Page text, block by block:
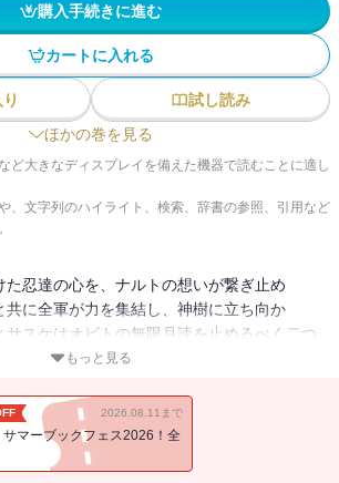
購入手続きに進む
カートに入れる
試し読み
ほかの巻を見る
ど大きなディスプレイを備えた機器で読むことに適し
、文字列のハイライト、検索、辞書の参照、引用など
た忍達の心を、ナルトの想いが繋ぎ止め
に全軍が力を集結し、神樹に立ち向か
スケはオビトの無限月読を止めるべく二つ
もっと見る
2026.08.11まで
サマーブックフェス2026！全